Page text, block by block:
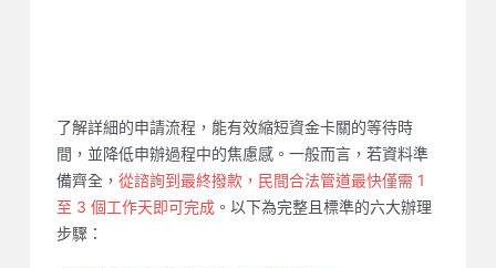
了解詳細的申請流程，能有效縮短資金卡關的等待時
間，並降低申辦過程中的焦慮感。一般而言，若資料準
備齊全， 從諮詢到最終撥款，民間合法管道最快僅需 1
至 3 個工作天即可完成 。以下為完整且標準的六大辦理
步驟：